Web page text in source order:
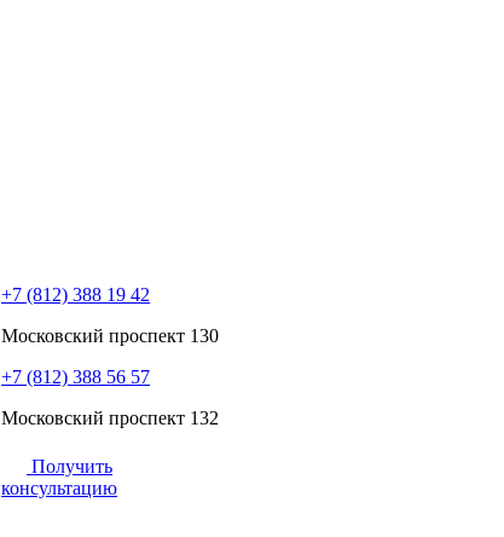
+7 (812) 388 19 42
Московский проспект 130
+7 (812) 388 56 57
Московский проспект 132
Получить
консультацию